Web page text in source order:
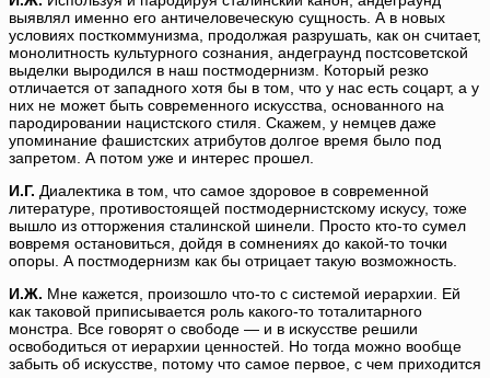
выявлял именно его античеловеческую сущность. А в новых
условиях посткоммунизма, продолжая разрушать, как он считает,
монолитность культурного сознания, андеграунд постсоветской
выделки выродился в наш постмодернизм. Который резко
отличается от западного хотя бы в том, что у нас есть соцарт, а у
них не может быть современного искусства, основанного на
пародировании нацистского стиля. Скажем, у немцев даже
упоминание фашистских атрибутов долгое время было под
запретом. А потом уже и интерес прошел.
И.Г. Диалектика в том, что самое здоровое в современной
литературе, противостоящей постмодернистскому искусу, тоже
вышло из отторжения сталинской шинели. Просто кто-то сумел
вовремя остановиться, дойдя в сомнениях до какой-то точки
опоры. А постмодернизм как бы отрицает такую возможность.
И.Ж. Мне кажется, произошло что-то с системой иерархии. Ей
как таковой приписывается роль какого-то тоталитарного
монстра. Все говорят о свободе — и в искусстве решили
освободиться от иерархии ценностей. Но тогда можно вообще
забыть об искусстве, потому что самое первое, с чем приходится